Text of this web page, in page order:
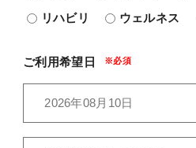
リハビリ ウェルネス
ご利用希望日